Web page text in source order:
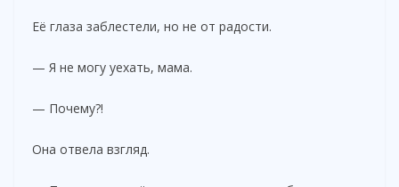
Её глаза заблестели, но не от радости.
— Я не могу уехать, мама.
— Почему?!
Она отвела взгляд.